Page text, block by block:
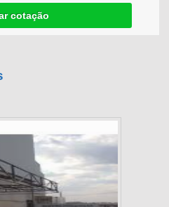
cotação